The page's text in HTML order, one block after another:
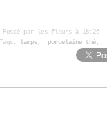
Posté par les fleurs à 18:26 -
Tags:
lampe, porcelaine thé,